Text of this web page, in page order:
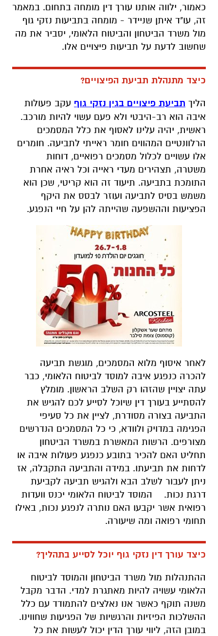
כאמור, ילווה אותנו עורך דין מומחה בתחום. במאמר
זה, עו"ד איתן שניידר - מומחה בתביעות נזקי גוף
מול משרד הביטחון והביטוח הלאומי, יסביר את מה
שחשוב לדעת על תביעות פיצויים אלו.
כיצד מתנהלת תביעת הפיצויים?
הליך תביעת פיצויים בגין נזקי גוף עקב פעולות
איבה הוא רב-היבטי ולא פעם עשוי להיות מורכב.
ראשית, יהיה עלינו לאסוף את כלל המסמכים
הרלוונטיים המהווים חומר ראייתי לתביעה. חומרים
אלו עשויים לכלול מסמכים רפואיים, דוחות
משטרה, תצהירים מעדי ראייה וכל ראיה אחרת
התומכת בתביעה. תיעוד זה הוא קריטי, שכן הוא
משמש בסיס לתביעה ועוזר לבסס את היקף
הפציעות וההשפעה שהייתה להן על חיי הנפגע.
לאחר איסוף מלוא המסמכים, מוגשת תביעה
להכרה כנפגע איבה למוסד לביטוח הלאומי, כבר
עתה יצויין שהזהו רק השלב הראשון. מומלץ
להסתייע בעורך דין שיוכל לסייע לכם להגיש את
התביעה בצורה מסודרת, לציין את כל סעיפי
הפגימה במדויק ולוודא, כי כל המסמכים הנדרשים
מצורפים. הרשות המאשרת במשרד הביטחון
תחליט האם להכיר בתובע כנפגע פעולות איבה או
לדחות את תביעתו. במידה והתביעה התקבלה, אז
ניתן לעבור לשלב הבא ולהגיש תביעה לקביעת
דרגת נכות. המוסד לביטוח הלאומי יכנס וועדות
רפואית אשר יקבעו האם נותרה לנפגע נכות, באילו
תחומי רפואה ומה שיעורה.
כיצד עורך דין נזקי גוף יוכל לסייע בתהליך?
ההתנהלות מול משרד הביטחון והמוסד לביטוח
הלאומי עשויה להיות מאתגרת למדי. הדבר מקבל
משנה תוקף כאשר אנו נאלצים להתמודד עם כלל
ההשלכות הפיזיות והרגשיות של הפגיעות שחווינו.
במובן הזה, ליווי עורך הדין יכול לעשות את כל